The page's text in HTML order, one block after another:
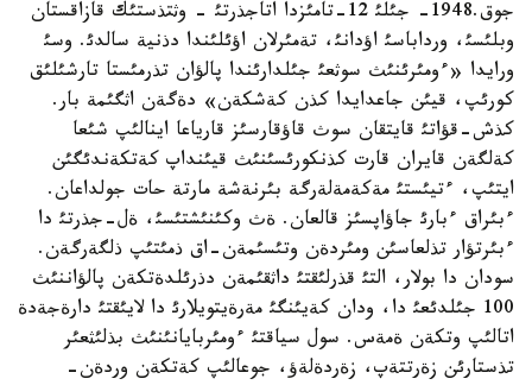
جوق.1948- جئلئ 12-تامئزدا اتاجذرتئ - وثتذستئك قازاقستان
وبلئسئ، ورداباسئ اؤدانئ، تةمئرلان اؤئلئندا دذنية سالدئ. وسئ
ورايدا «ءومئرئنئث سوثعئ جئلدارئندا پالؤان تذرمئستا تارشئلئق
كورئپ، قيئن جاعدايدا كذن كةشكةن» دةگةن اثگئمة بار.
كذش-قؤاتئ قايتقان سوث قاؤقارسئز قارياعا اينالئپ شئعا
كةلگةن قايران قارت كذنكورئسئنئث قيئنداپ كةتكةندئگئن
ايتئپ، ءتيئستئ مةكةمةلةرگة بئرنةشة مارتة حات جولداعان.
ءبئراق ءبارئ جاؤاپسئز قالعان. ةث وكئنئشتئسئ، ةل-جذرتئ دا
ءبئرتؤار تذلعاسئن ومئردةن وتئسئمةن-اق ذمئتئپ ذلگةرگةن.
سودان دا بولار، التئ قذرلئقتئ داثقئمةن دذرئلدةتكةن پالؤاننئث
100 جئلدئعئ دا، ودان كةيئنگئ مةرةيتويلارئ دا لايئقتئ دارةجةدة
اتالئپ وتكةن ةمةس. سول سياقتئ ءومئربايانئنئث بذلئثعئر
تذستارئن زةرتتةپ، زةردةلةؤ، جوعالئپ كةتكةن وردةن-